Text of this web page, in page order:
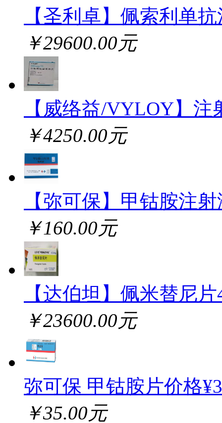
【圣利卓】佩索利单
￥29600.00元
【威络益/VYLOY】注
￥4250.00元
【弥可保】甲钴胺注
￥160.00元
【达伯坦】佩米替尼片
￥23600.00元
弥可保 甲钴胺片价格¥3
￥35.00元